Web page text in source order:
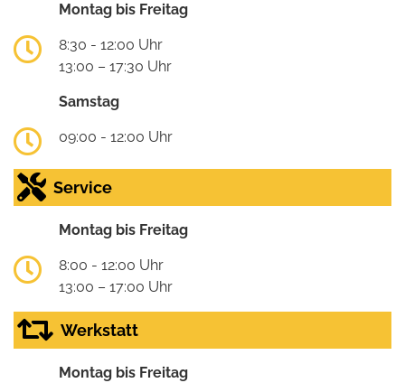
Montag bis Freitag
8:30 - 12:00 Uhr
13:00 – 17:30 Uhr
Samstag
09:00 - 12:00 Uhr
Service
Montag bis Freitag
8:00 - 12:00 Uhr
13:00 – 17:00 Uhr
Werkstatt
Montag bis Freitag